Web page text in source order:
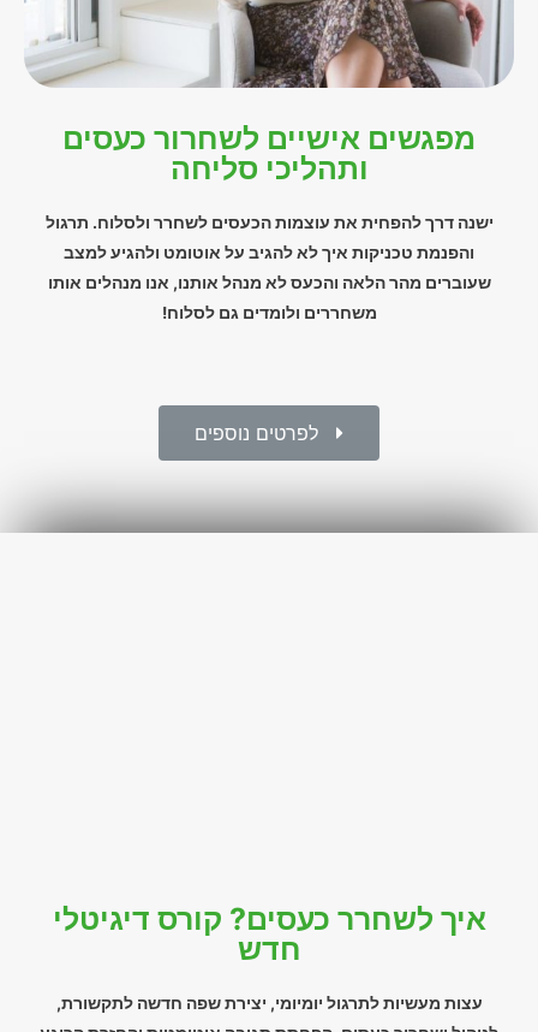
מפגשים אישיים לשחרור כעסים
ותהליכי סליחה
ישנה דרך להפחית את עוצמות הכעסים לשחרר ולסלוח. תרגול
והפנמת טכניקות איך לא להגיב על אוטומט ולהגיע למצב
שעוברים מהר הלאה והכעס לא מנהל אותנו, אנו מנהלים אותו
משחררים ולומדים גם לסלוח!
לפרטים נוספים
איך לשחרר כעסים? קורס דיגיטלי
חדש
עצות מעשיות לתרגול יומיומי, יצירת שפה חדשה לתקשורת,